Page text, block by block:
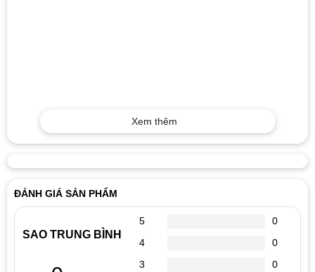
Xem thêm
ĐÁNH GIÁ SẢN PHẨM
SAO TRUNG BÌNH
5
0
4
0
3
0